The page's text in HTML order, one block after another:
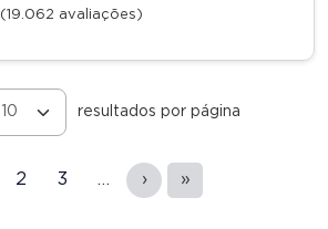
(19.062 avaliações)
resultados por página
2 3 … › »